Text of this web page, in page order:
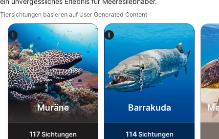
Tiersichtungen basieren auf User Generated Content
Alamy-WaterFrame
Muräne
117Sichtungen
iStock-Global_Pics
Barrakuda
114Sichtungen
Verwendung reduzierter Daten zur Auswahl
von Inhalten
IAB-Besonderheiten:
Verwendung genauer Standortdaten
Geräte anhand von aktiv angeforderten
Informationen identifizieren
Nicht-IAB-Verarbeitungszwecke:
Notwendig